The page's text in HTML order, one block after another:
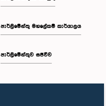
පාර්ලිමේන්තු මහලේකම් කාර්යාලය
පාර්ලිමේන්තුව සජීවීව